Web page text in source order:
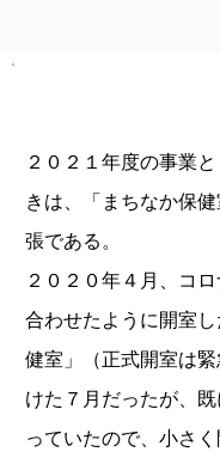
２０２１年度の事業
きは、「まちなか保
張である。
２０２０年４月、コ
合わせたように開室
健室」（正式開室は
けた７月だったが、
っていたので、小さく